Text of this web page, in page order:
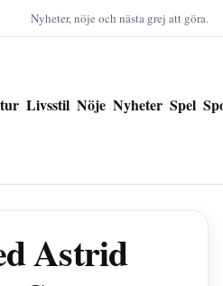
Nyheter, nöje och nästa grej att göra.
Livsstil Nöje Nyheter Spel
Astrid